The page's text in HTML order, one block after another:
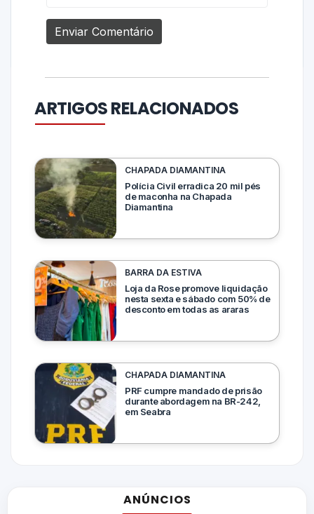
ARTIGOS RELACIONADOS
CHAPADA DIAMANTINA
Polícia Civil erradica 20 mil pés
de maconha na Chapada
Diamantina
BARRA DA ESTIVA
Loja da Rose promove liquidação
nesta sexta e sábado com 50% de
desconto em todas as araras
CHAPADA DIAMANTINA
PRF cumpre mandado de prisão
durante abordagem na BR-242,
em Seabra
ANÚNCIOS